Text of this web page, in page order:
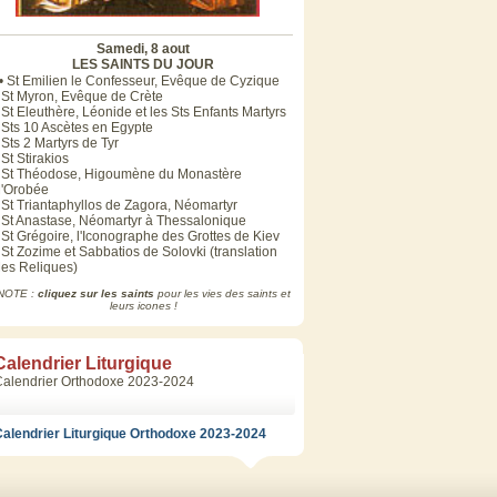
Samedi, 8 aout
LES SAINTS DU JOUR
• St Emilien le Confesseur, Evêque de Cyzique
St Myron, Evêque de Crète
St Eleuthère, Léonide et les Sts Enfants Martyrs
Sts 10 Ascètes en Egypte
Sts 2 Martyrs de Tyr
St Stirakios
St Théodose, Higoumène du Monastère
St Triantaphyllos de Zagora, Néomartyr
St Anastase, Néomartyr à Thessalonique
St Grégoire, l'Iconographe des Grottes de Kiev
St Zozime et Sabbatios de Solovki (translation
Reliques)
: cliquez sur les saints pour les vies des saints et
leurs icones !
Liturgique
Orthodoxe 2023-2024
Liturgique Orthodoxe 2023-2024